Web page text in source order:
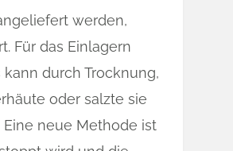
werden,
Für das Einlagern
durch Trocknung,
oder salzte sie
neue Methode ist